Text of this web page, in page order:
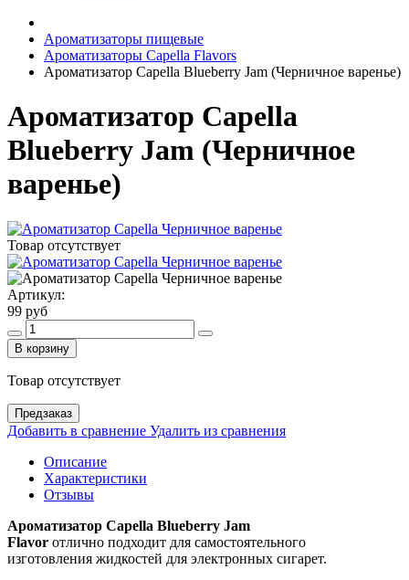
Ароматизаторы пищевые
Ароматизаторы Capella Flavors
Ароматизатор Capella Blueberry Jam (Черничное варенье)
Ароматизатор Capella
Blueberry Jam (Черничное
варенье)
Товар отсутствует
Артикул:
99 руб
В корзину
Товар отсутствует
Предзаказ
Добавить в сравнение Удалить из сравнения
Описание
Характеристики
Отзывы
Ароматизатор Capella Blueberry Jam
Flavor отлично подходит для самостоятельного
изготовления жидкостей для электронных сигарет.